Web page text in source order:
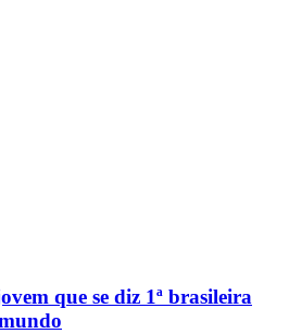
que se diz 1ª brasileira